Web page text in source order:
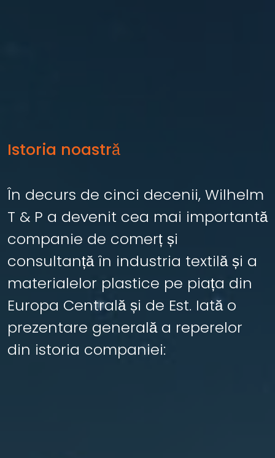
Istoria noastră
În decurs de cinci decenii, Wilhelm
T & P a devenit cea mai importantă
companie de comerț și
consultanță în industria textilă și a
materialelor plastice pe piața din
Europa Centrală și de Est. Iată o
prezentare generală a reperelor
din istoria companiei: